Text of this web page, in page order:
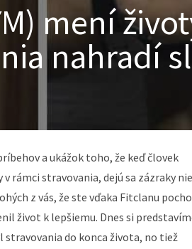
mení
nahradí
a ukážok toho, že keď človek
rámci stravovania, dejú sa zázraky
z vás, že ste vďaka Fitclanu
život k lepšiemu. Dnes si
do konca života, no tiež